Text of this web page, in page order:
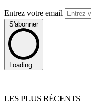
Entrez votre email
S'abonner
Loading...
LES PLUS RÉCENTS